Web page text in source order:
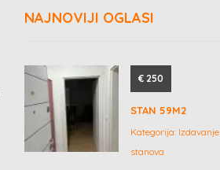
NAJNOVIJI OGLASI
€ 250
STAN 59M2
Kategorija: Izdavanje
stanova